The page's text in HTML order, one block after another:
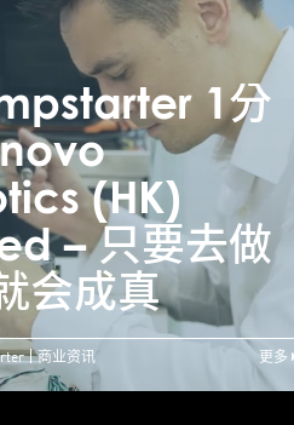
1分
(HK)
– 只要去做
会成真
商业资讯
更多